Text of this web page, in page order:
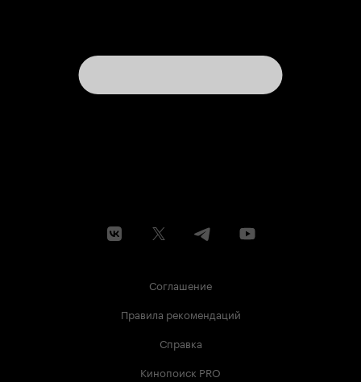
Соглашение
Правила рекомендаций
Справка
Кинопоиск PRO